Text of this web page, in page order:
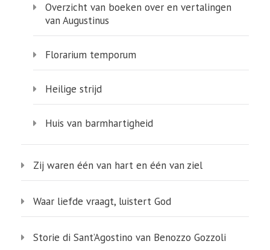
Overzicht van boeken over en vertalingen
van Augustinus
Florarium temporum
Heilige strijd
Huis van barmhartigheid
Zij waren één van hart en één van ziel
Waar liefde vraagt, luistert God
Storie di Sant’Agostino van Benozzo Gozzoli